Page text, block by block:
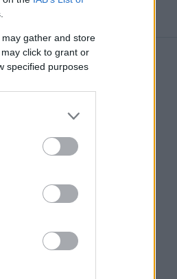
gather and store
click to grant or
specified purposes